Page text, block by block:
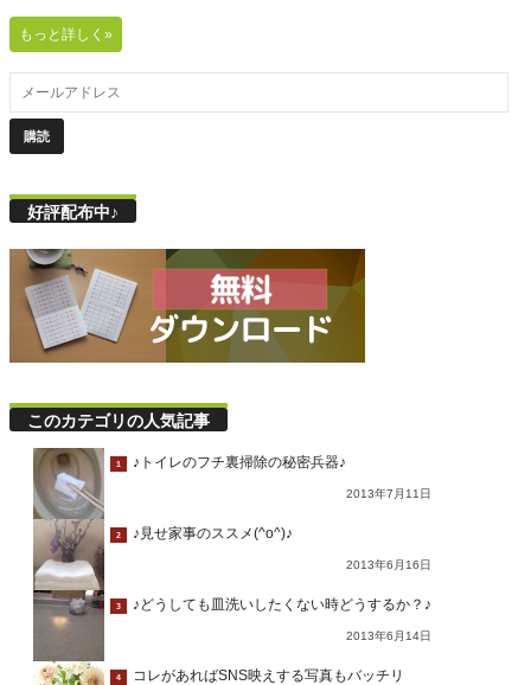
もっと詳しく»
好評配布中♪
このカテゴリの人気記事
1 ♪トイレのフチ裏掃除の秘密兵器♪
2013年7月11日
2 ♪見せ家事のススメ(^o^)♪
2013年6月16日
3 ♪どうしても皿洗いしたくない時どうするか？♪
2013年6月14日
4 コレがあればSNS映えする写真もバッチリ